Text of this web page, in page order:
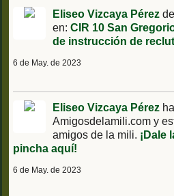
Eliseo Vizcaya Pérez
en: CIR 10 San
de instrucción de
6 de May. de 2023
Eliseo Vizcaya Pérez
Amigosdelamili.com y
amigos de la mili. ¡Dale
pincha aquí!
6 de May. de 2023